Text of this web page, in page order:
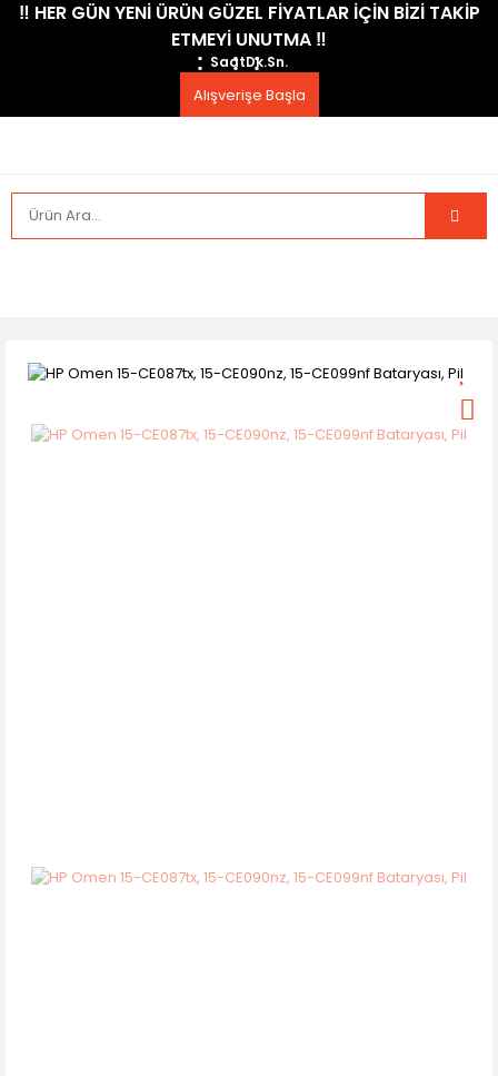
​‼️​ HER GÜN YENİ ÜRÜN GÜZEL FİYATLAR İÇİN BİZİ TAKİP
ETMEYİ UNUTMA ​‼️​
SaatDk.Sn.
Alışverişe Başla